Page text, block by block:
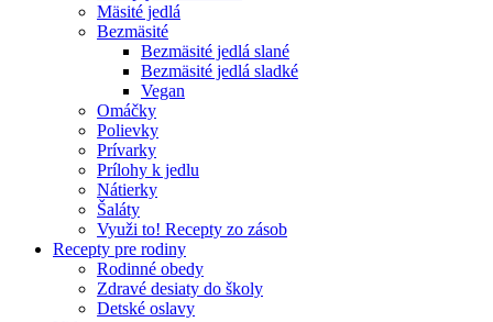
Mäsité jedlá
Bezmäsité
Bezmäsité jedlá slané
Bezmäsité jedlá sladké
Vegan
Omáčky
Polievky
Prívarky
Prílohy k jedlu
Nátierky
Šaláty
Využi to! Recepty zo zásob
Recepty pre rodiny
Rodinné obedy
Zdravé desiaty do školy
Detské oslavy